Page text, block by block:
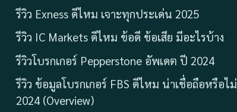
รีวิว Exness ดีไหม เจาะทุกประเด่น 2025
รีวิว IC Markets ดีไหม ข้อดี ข้อเสีย มีอะไรบ้าง
รีวิวโบรกเกอร์ Pepperstone อัพเดต ปี 2024
รีวิว ข้อมูลโบรกเกอร์ FBS ดีไหม น่าเชื่อถือหรือไม่
2024 (Overview)